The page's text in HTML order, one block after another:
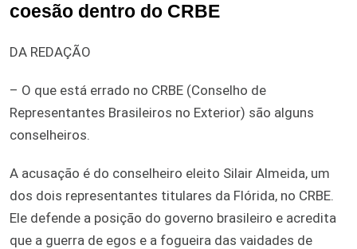
coesão dentro do CRBE
DA REDAÇÃO
– O que está errado no CRBE (Conselho de
Representantes Brasileiros no Exterior) são alguns
conselheiros.
A acusação é do conselheiro eleito Silair Almeida, um
dos dois representantes titulares da Flórida, no CRBE.
Ele defende a posição do governo brasileiro e acredita
que a guerra de egos e a fogueira das vaidades de